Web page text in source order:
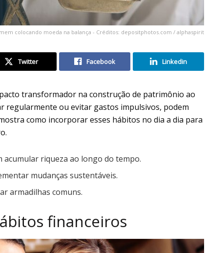
colocando moeda na balança - Créditos: depositphotos.com / alphaspirit
Twitter Facebook Linkedin
transformador na construção de patrimônio ao
regularmente ou evitar gastos impulsivos, podem
como incorporar esses hábitos no dia a dia para
riqueza ao longo do tempo.
mudanças sustentáveis.
armadilhas comuns.
financeiros